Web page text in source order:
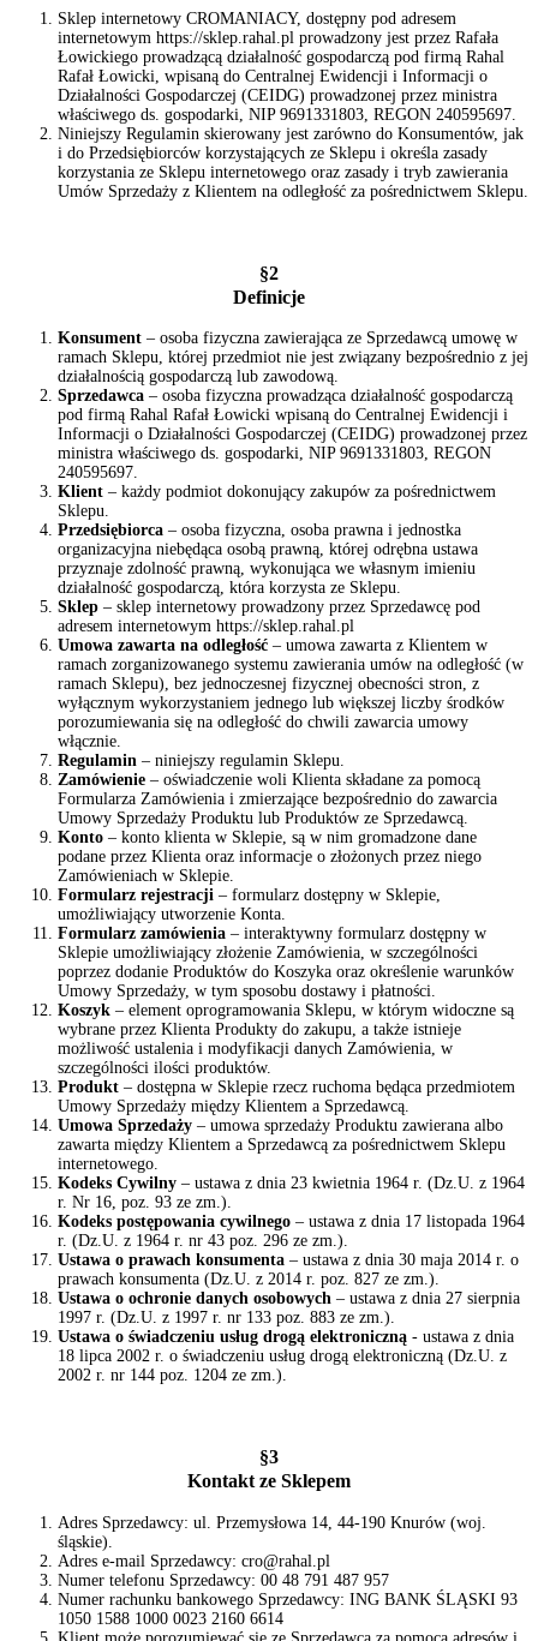
Sklep internetowy CROMANIACY, dostępny pod adresem
internetowym https://sklep.rahal.pl prowadzony jest przez Rafała
Łowickiego prowadzącą działalność gospodarczą pod firmą Rahal
Rafał Łowicki, wpisaną do Centralnej Ewidencji i Informacji o
Działalności Gospodarczej (CEIDG) prowadzonej przez ministra
właściwego ds. gospodarki, NIP 9691331803, REGON 240595697.
Niniejszy Regulamin skierowany jest zarówno do Konsumentów, jak
i do Przedsiębiorców korzystających ze Sklepu i określa zasady
korzystania ze Sklepu internetowego oraz zasady i tryb zawierania
Umów Sprzedaży z Klientem na odległość za pośrednictwem Sklepu.
§2
Definicje
Konsument – osoba fizyczna zawierająca ze Sprzedawcą umowę w
ramach Sklepu, której przedmiot nie jest związany bezpośrednio z jej
działalnością gospodarczą lub zawodową.
Sprzedawca – osoba fizyczna prowadząca działalność gospodarczą
pod firmą Rahal Rafał Łowicki wpisaną do Centralnej Ewidencji i
Informacji o Działalności Gospodarczej (CEIDG) prowadzonej przez
ministra właściwego ds. gospodarki, NIP 9691331803, REGON
240595697.
Klient – każdy podmiot dokonujący zakupów za pośrednictwem
Sklepu.
Przedsiębiorca – osoba fizyczna, osoba prawna i jednostka
organizacyjna niebędąca osobą prawną, której odrębna ustawa
przyznaje zdolność prawną, wykonująca we własnym imieniu
działalność gospodarczą, która korzysta ze Sklepu.
Sklep – sklep internetowy prowadzony przez Sprzedawcę pod
adresem internetowym https://sklep.rahal.pl
Umowa zawarta na odległość – umowa zawarta z Klientem w
ramach zorganizowanego systemu zawierania umów na odległość (w
ramach Sklepu), bez jednoczesnej fizycznej obecności stron, z
wyłącznym wykorzystaniem jednego lub większej liczby środków
porozumiewania się na odległość do chwili zawarcia umowy
włącznie.
Regulamin – niniejszy regulamin Sklepu.
Zamówienie – oświadczenie woli Klienta składane za pomocą
Formularza Zamówienia i zmierzające bezpośrednio do zawarcia
Umowy Sprzedaży Produktu lub Produktów ze Sprzedawcą.
Konto – konto klienta w Sklepie, są w nim gromadzone dane
podane przez Klienta oraz informacje o złożonych przez niego
Zamówieniach w Sklepie.
Formularz rejestracji – formularz dostępny w Sklepie,
umożliwiający utworzenie Konta.
Formularz zamówienia – interaktywny formularz dostępny w
Sklepie umożliwiający złożenie Zamówienia, w szczególności
poprzez dodanie Produktów do Koszyka oraz określenie warunków
Umowy Sprzedaży, w tym sposobu dostawy i płatności.
Koszyk – element oprogramowania Sklepu, w którym widoczne są
wybrane przez Klienta Produkty do zakupu, a także istnieje
możliwość ustalenia i modyfikacji danych Zamówienia, w
szczególności ilości produktów.
Produkt – dostępna w Sklepie rzecz ruchoma będąca przedmiotem
Umowy Sprzedaży między Klientem a Sprzedawcą.
Umowa Sprzedaży – umowa sprzedaży Produktu zawierana albo
zawarta między Klientem a Sprzedawcą za pośrednictwem Sklepu
internetowego.
Kodeks Cywilny – ustawa z dnia 23 kwietnia 1964 r. (Dz.U. z 1964
r. Nr 16, poz. 93 ze zm.).
Kodeks postępowania cywilnego – ustawa z dnia 17 listopada 1964
r. (Dz.U. z 1964 r. nr 43 poz. 296 ze zm.).
Ustawa o prawach konsumenta – ustawa z dnia 30 maja 2014 r. o
prawach konsumenta (Dz.U. z 2014 r. poz. 827 ze zm.).
Ustawa o ochronie danych osobowych – ustawa z dnia 27 sierpnia
1997 r. (Dz.U. z 1997 r. nr 133 poz. 883 ze zm.).
Ustawa o świadczeniu usług drogą elektroniczną - ustawa z dnia
18 lipca 2002 r. o świadczeniu usług drogą elektroniczną (Dz.U. z
2002 r. nr 144 poz. 1204 ze zm.).
§3
Kontakt ze Sklepem
Adres Sprzedawcy: ul. Przemysłowa 14, 44-190 Knurów (woj.
śląskie).
Adres e-mail Sprzedawcy: cro@rahal.pl
Numer telefonu Sprzedawcy: 00 48 791 487 957
Numer rachunku bankowego Sprzedawcy: ING BANK ŚLĄSKI 93
1050 1588 1000 0023 2160 6614